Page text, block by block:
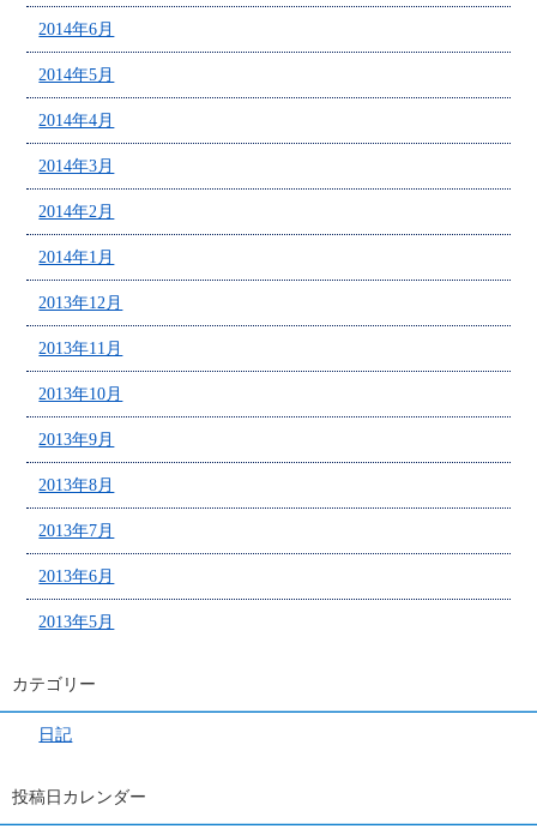
2014年6月
2014年5月
2014年4月
2014年3月
2014年2月
2014年1月
2013年12月
2013年11月
2013年10月
2013年9月
2013年8月
2013年7月
2013年6月
2013年5月
カテゴリー
日記
投稿日カレンダー